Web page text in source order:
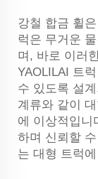
강철 합금 휠
럭은 무거운
며, 바로 이러
YAOLILAI 트
수 있도록 설
계류와 같이
에 이상적입니
하며 신뢰할
는 대형 트럭